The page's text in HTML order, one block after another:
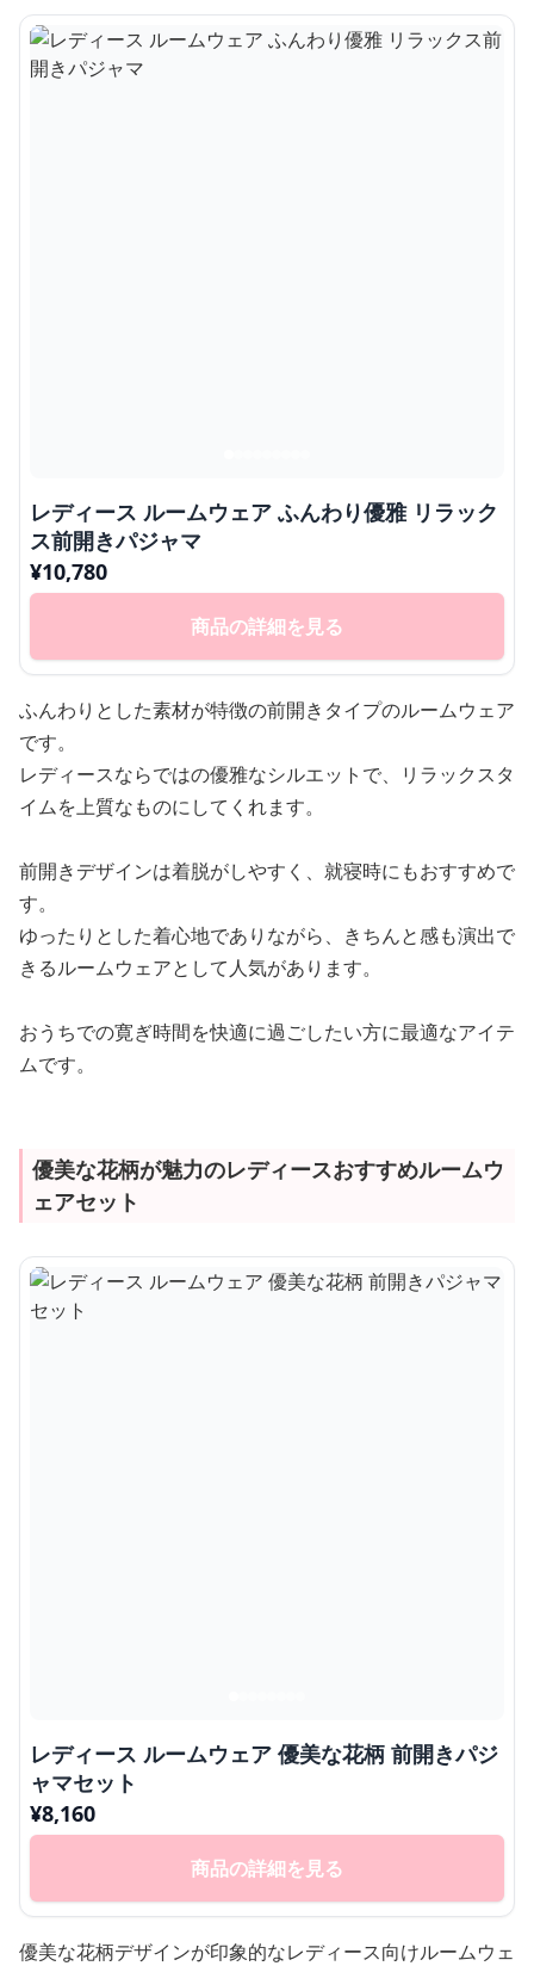
レディース ルームウェア ふんわり優雅 リラック
ス前開きパジャマ
¥10,780
商品の詳細を見る
ふんわりとした素材が特徴の前開きタイプのルームウェア
です。
レディースならではの優雅なシルエットで、リラックスタ
イムを上質なものにしてくれます。
前開きデザインは着脱がしやすく、就寝時にもおすすめで
す。
ゆったりとした着心地でありながら、きちんと感も演出で
きるルームウェアとして人気があります。
おうちでの寛ぎ時間を快適に過ごしたい方に最適なアイテ
ムです。
優美な花柄が魅力のレディースおすすめルームウ
ェアセット
レディース ルームウェア 優美な花柄 前開きパジ
ャマセット
¥8,160
商品の詳細を見る
優美な花柄デザインが印象的なレディース向けルームウェ